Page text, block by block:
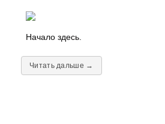
Начало здесь.
Читать дальше →